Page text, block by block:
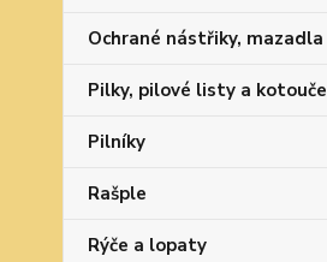
Ochrané nástřiky, mazadla
Pilky, pilové listy a kotouče
Pilníky
Rašple
Rýče a lopaty